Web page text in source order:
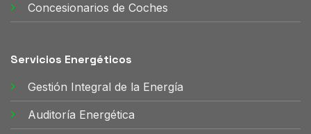
Concesionarios de Coches
Servicios Energéticos
Gestión Integral de la Energía
Auditoría Energética